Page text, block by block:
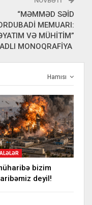
“MƏMMƏD SƏİD
MEMUARI:
VƏ MÜHİTİM”
ADLI MONOQRAFİYA
Hamısı
bizim
deyil!